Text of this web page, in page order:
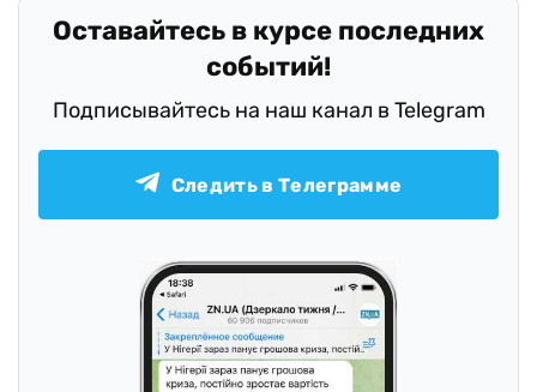
Оставайтесь в курсе последних
событий!
Подписывайтесь на наш канал в Telegram
Следить в Телеграмме